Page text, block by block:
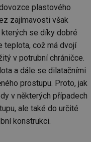
plastového
zajímavosti však
se díky dobré
teplota, což má dvojí
v potrubní chráničce.
a dále se dilatačními
prostupu. Proto, jak
v některých případech
ale také do určité
konstrukci.